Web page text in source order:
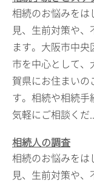
相続のお悩みをは
見、生前対策や
ます。大阪市中
市を中心として
賀県にお住まいの
す。相続や相続
気軽にご相談くだ...
相続人の調査
相続のお悩みをは
見、生前対策や